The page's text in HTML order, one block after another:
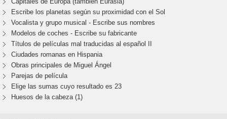
Escribe los planetas según su proximidad con el Sol
Vocalista y grupo musical - Escribe sus nombres
Modelos de coches - Escribe su fabricante
Títulos de películas mal traducidas al español II
Ciudades romanas en Hispania
Obras principales de Miguel Ángel
Parejas de película
Elige las sumas cuyo resultado es 23
Huesos de la cabeza (1)